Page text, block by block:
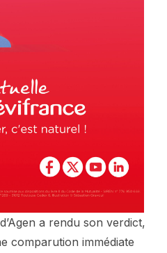
a rendu son verdict,
comparution immédiate